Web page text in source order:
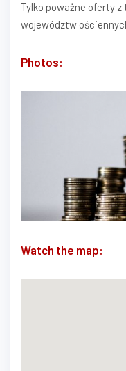
Tylko poważne oferty z
województw
Photos:
Watch the map: